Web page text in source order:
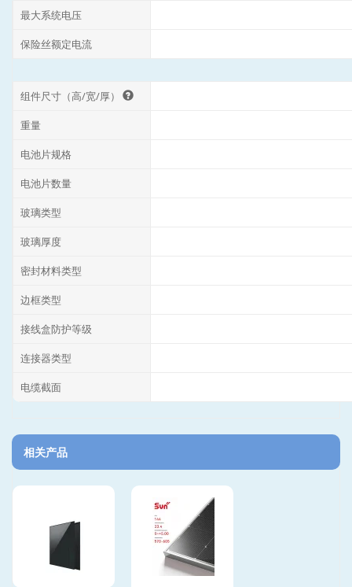
最大系统电压
保险丝额定电流
组件尺寸（高/宽/厚）
重量
电池片规格
电池片数量
玻璃类型
玻璃厚度
密封材料类型
边框类型
接线盒防护等级
连接器类型
电缆截面
相关产品